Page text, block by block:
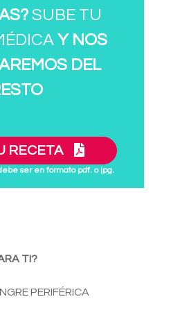
SUBE TU
Y NOS
DEL
RECETA
ser en formato pdf. o jpg.
TI?
PERIFÉRICA